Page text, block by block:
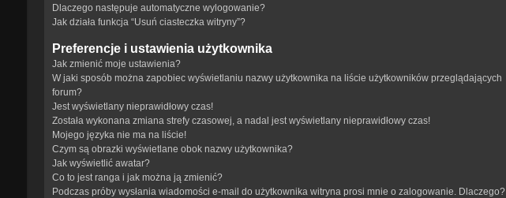
Dlaczego następuje automatyczne wylogowanie?
Jak działa funkcja “Usuń ciasteczka witryny”?
Preferencje i ustawienia użytkownika
Jak zmienić moje ustawienia?
W jaki sposób można zapobiec wyświetlaniu nazwy użytkownika na liście użytkowników przeglądających
forum?
Jest wyświetlany nieprawidłowy czas!
Została wykonana zmiana strefy czasowej, a nadal jest wyświetlany nieprawidłowy czas!
Mojego języka nie ma na liście!
Czym są obrazki wyświetlane obok nazwy użytkownika?
Jak wyświetlić awatar?
Co to jest ranga i jak można ją zmienić?
Podczas próby wysłania wiadomości e-mail do użytkownika witryna prosi mnie o zalogowanie. Dlaczego?